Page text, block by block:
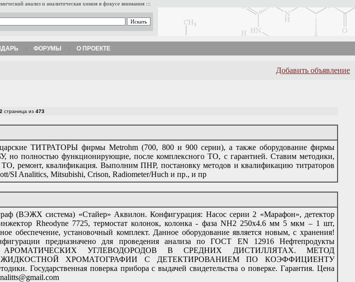
анализ и аналитическая химия в фокусе внимания :::
ФОРУМЫ О ПРОЕКТЕ
Добавить объявление
страница из 473
ТИТРАТОРЫ фирмы Metrohm (700, 800 и 900 серии), а также оборудование фирмы
но полностью функционирующие, после комплексного ТО, с гарантией. Ставим методики,
квалификация. Выполним ПНР, постановку методов и квалификацию титраторов
SI Analitics, Mitsubishi, Crison, Radiometer/Huch и пр., и пр
(ВЭЖХ система) «Стайер» Аквилон. Конфигурация: Насос серии 2 «Марафон», детектор
Rheodyne 7725, термостат колонок, колонка - фаза NH2 250x4.6 мм 5 мкм – 1 шт,
обеспечение, установочный комплект. Данное оборудование является новым, с хранения!
предназначено для проведения анализа по ГОСТ EN 12916 Нефтепродукты
УГЛЕВОДОРОДОВ В СРЕДНИХ ДИСТИЛЛЯТАХ. МЕТОД
ХРОМАТОГРАФИИ С ДЕТЕКТИРОВАНИЕМ ПО КОЭФФИЦИЕНТУ
Государственная поверка прибора с выдачей свидетельства о поверке. Гарантия. Цена